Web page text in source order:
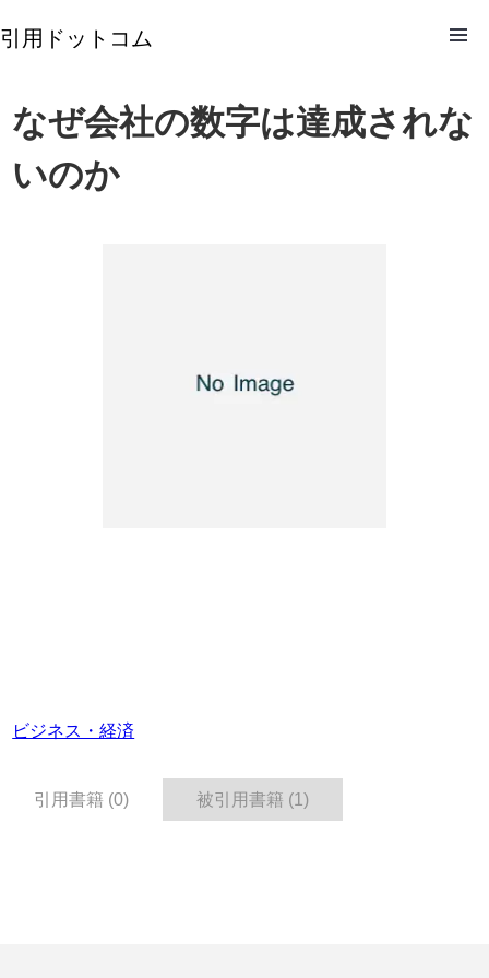
引用ドットコム
なぜ会社の数字は達成されな
いのか
ビジネス・経済
引用書籍 (0) 被引用書籍 (1)